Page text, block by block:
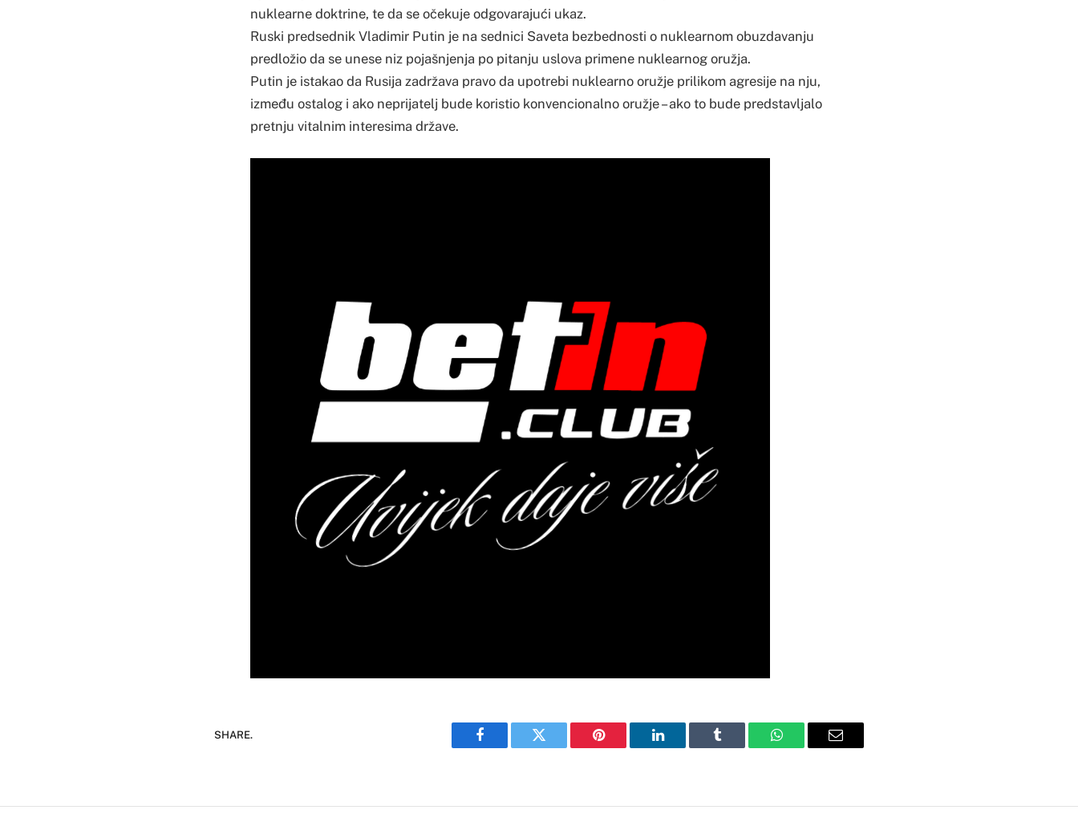
nuklearne doktrine, te da se očekuje odgovarajući ukaz.
Ruski predsednik Vladimir Putin je na sednici Saveta bezbednosti o nuklearnom obuzdavanju
predložio da se unese niz pojašnjenja po pitanju uslova primene nuklearnog oružja.
Putin je istakao da Rusija zadržava pravo da upotrebi nuklearno oružje prilikom agresije na nju,
između ostalog i ako neprijatelj bude koristio konvencionalno oružje – ako to bude predstavljalo
pretnju vitalnim interesima države.
SHARE.
Facebook Twitter Pinterest LinkedIn Tumblr WhatsAppEmail